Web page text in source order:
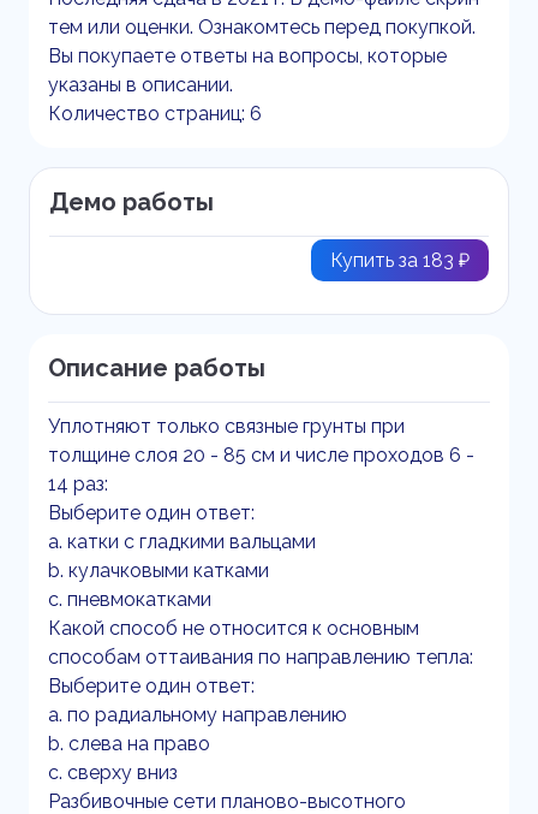
тем или оценки. Ознакомтесь перед покупкой.
Вы покупаете ответы на вопросы, которые
указаны в описании.
Количество страниц: 6
Демо работы
Купить за 183 ₽
Описание работы
Уплотняют только связные грунты при
толщине слоя 20 - 85 см и числе проходов 6 -
14 раз:
Выберите один ответ:
a. катки с гладкими вальцами
b. кулачковыми катками
c. пневмокатками
Какой способ не относится к основным
способам оттаивания по направлению тепла:
Выберите один ответ:
a. по радиальному направлению
b. слева на право
c. сверху вниз
Разбивочные сети планово-высотного